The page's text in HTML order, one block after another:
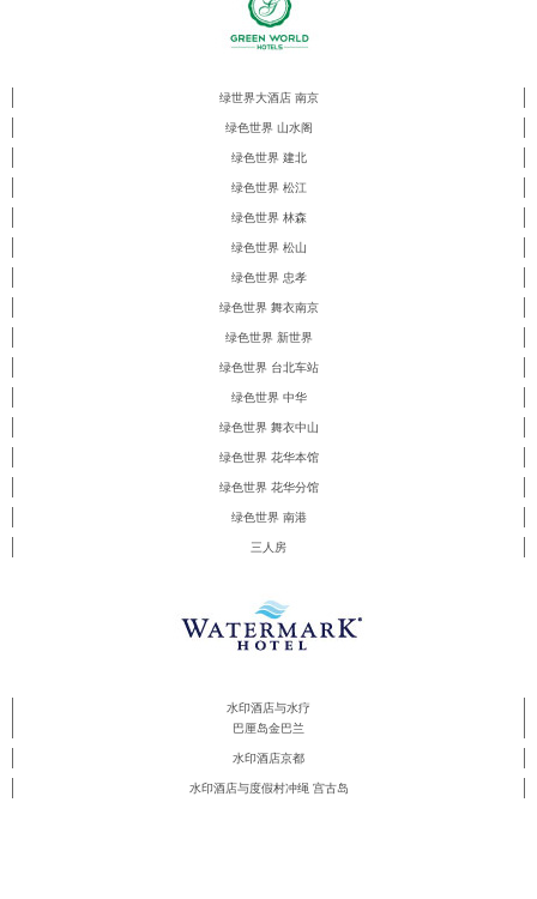
绿世界大酒店 南京
绿色世界 山水阁
绿色世界 建北
绿色世界 松江
绿色世界 林森
绿色世界 松山
绿色世界 忠孝
绿色世界 舞衣南京
绿色世界 新世界
绿色世界 台北车站
绿色世界 中华
绿色世界 舞衣中山
绿色世界 花华本馆
绿色世界 花华分馆
绿色世界 南港
三人房
水印酒店与水疗
巴厘岛金巴兰
水印酒店京都
水印酒店与度假村冲绳 宫古岛